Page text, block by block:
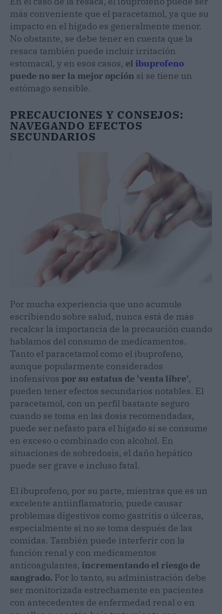
más conveniente que el paracetamol, ya que su
impacto en el hígado es generalmente menor.
No obstante, se debe tener en cuenta que la
resaca también puede incluir irritación
estomacal, y en esos casos, el ibuprofeno
puede no ser la mejor opción si se tiene un
estómago sensible.
PRECAUCIONES Y CONSEJOS:
NAVEGANDO EFECTOS
SECUNDARIOS
Por mucha experiencia que uno acumule
escribiendo sobre salud, nunca está de más
recalcar la importancia de la precaución cuando
hablamos del consumo de medicamentos.
Tanto el paracetamol como el ibuprofeno,
aunque popularmente considerados
inofensivos por su estatus de 'venta libre',
pueden tener efectos secundarios notables. El
paracetamol, con un perfil bastante seguro
cuando se toma en las dosis recomendadas,
puede ser nefasto para el hígado si se consume
en exceso o combinado con alcohol. En
situaciones de sobredosis, el daño hepático
puede ser grave e incluso fatal.
El ibuprofeno, por su parte, mientras que es un
excelente antiinflamatorio, puede causar
problemas digestivos como gastritis o úlceras,
especialmente si no se toma después de las
comidas. También puede interferir con la
función renal y con medicamentos
anticoagulantes, incrementando el riesgo de
sangrado. Por lo tanto, su administración debe
ser monitorizada estrechamente en pacientes
con antecedentes de enfermedad renal o en